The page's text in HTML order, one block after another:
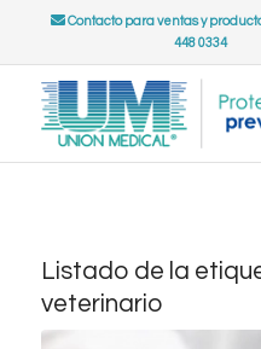
Contacto para ventas y
448 0334
Listado de la
veterinario